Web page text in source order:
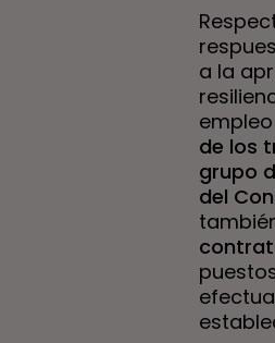
a la
de los
grupo
del